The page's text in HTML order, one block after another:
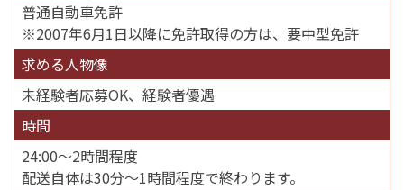
普通自動車免許
※2007年6月1日以降に免許取得の方は、要中型免許
求める人物像
未経験者応募OK、経験者優遇
時間
24:00〜2時間程度
配送自体は30分〜1時間程度で終わります。